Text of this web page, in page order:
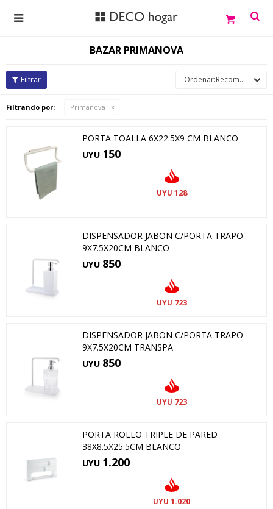

BAZAR PRIMANOVA
Recomendados
Filtrando por: Primanova
PORTA TOALLA 6X22.5X9 CM BLANCO
UYU 150
UYU 128
DISPENSADOR JABON C/PORTA TRAPO
9X7.5X20CM BLANCO
UYU 850
UYU 723
DISPENSADOR JABON C/PORTA TRAPO
9X7.5X20CM TRANSPA
UYU 850
UYU 723
PORTA ROLLO TRIPLE DE PARED
38X8.5X25.5CM BLANCO
UYU 1.200
UYU 1.020